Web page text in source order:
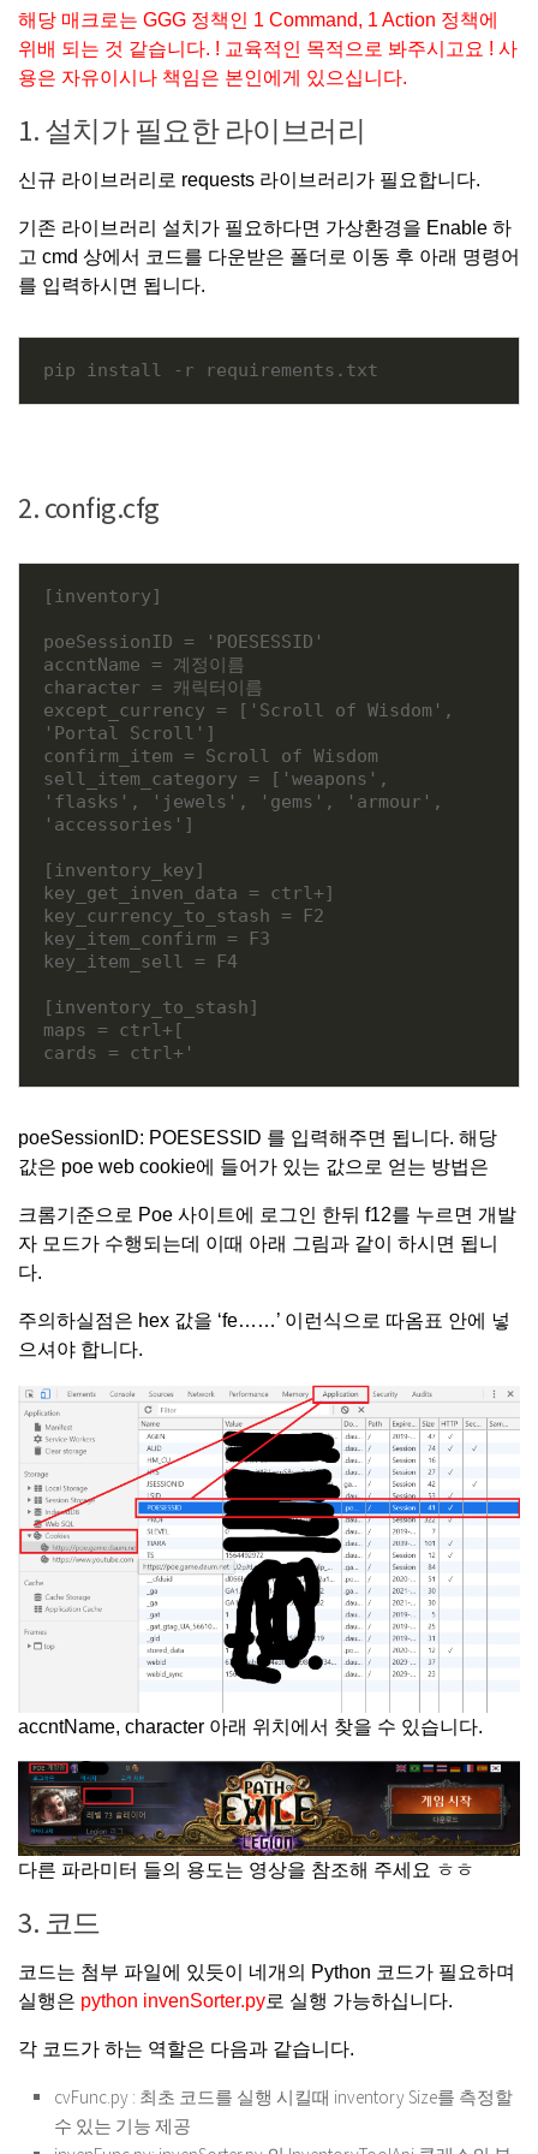
해당 매크로는 GGG 정책인 1 Command, 1 Action 정책에
위배 되는 것 같습니다. ! 교육적인 목적으로 봐주시고요 ! 사
용은 자유이시나 책임은 본인에게 있으십니다.
1. 설치가 필요한 라이브러리
신규 라이브러리로 requests 라이브러리가 필요합니다.
기존 라이브러리 설치가 필요하다면 가상환경을 Enable 하
고 cmd 상에서 코드를 다운받은 폴더로 이동 후 아래 명령어
를 입력하시면 됩니다.
pip install -r requirements.txt
2. config.cfg
[inventory]
poeSessionID = 'POESESSID'
accntName = 계정이름
character = 캐릭터이름
except_currency = ['Scroll of Wisdom',
'Portal Scroll']
confirm_item = Scroll of Wisdom
sell_item_category = ['weapons',
'flasks', 'jewels', 'gems', 'armour',
'accessories']
[inventory_key]
key_get_inven_data = ctrl+]
key_currency_to_stash = F2
key_item_confirm = F3
key_item_sell = F4
[inventory_to_stash]
maps = ctrl+[
cards = ctrl+'
poeSessionID: POESESSID 를 입력해주면 됩니다. 해당
값은 poe web cookie에 들어가 있는 값으로 얻는 방법은
크롬기준으로 Poe 사이트에 로그인 한뒤 f12를 누르면 개발
자 모드가 수행되는데 이때 아래 그림과 같이 하시면 됩니
다.
주의하실점은 hex 값을 ‘fe……’ 이런식으로 따옴표 안에 넣
으셔야 합니다.
accntName, character 아래 위치에서 찾을 수 있습니다.
다른 파라미터 들의 용도는 영상을 참조해 주세요 ㅎㅎ
3. 코드
코드는 첨부 파일에 있듯이 네개의 Python 코드가 필요하며
실행은 python invenSorter.py로 실행 가능하십니다.
각 코드가 하는 역할은 다음과 같습니다.
cvFunc.py : 최초 코드를 실행 시킬때 inventory Size를 측정할
수 있는 기능 제공